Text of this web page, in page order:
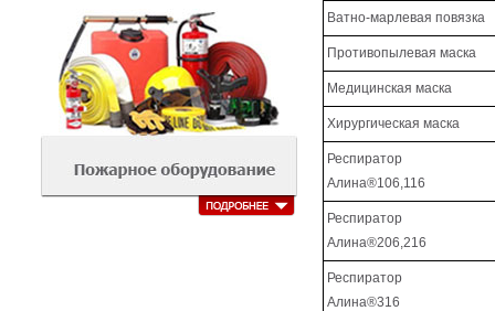
Ватно-марлевая повязка
Противопылевая маска
Медицинская маска
Хирургическая маска
Респиратор
Алина®106,116
Респиратор
Алина®206,216
Респиратор
Алина®316